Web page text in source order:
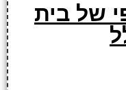
של בית